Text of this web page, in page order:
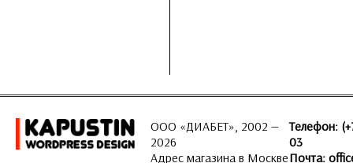
ООО «ДИАБЕТ», 2002 —
2026
Адрес магазина в Москве
Телефон:
03
Почта: